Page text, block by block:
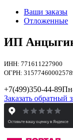
Ваши заказы
Отложенные
ИП
ИНН: 771611227900
ОГРН:
+7(499)350-44-89
Заказать обратный